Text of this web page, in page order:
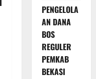
PENGELOLA
AN DANA
BOS
REGULER
PEMKAB
BEKASI